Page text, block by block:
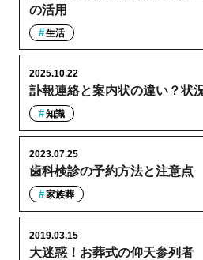
の活用
生活
訃報連絡と案内状の違い？状
2025.10.22
知識
歯科検診の予約方法と注意点
2023.07.25
家族葬
大迷惑！お葬式の仰天参列者
2019.03.15